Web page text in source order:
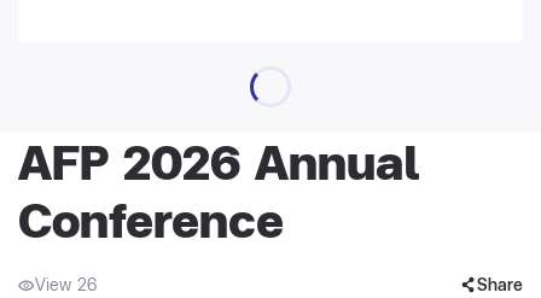
AFP 2026 Annual
Conference
View 26 Share